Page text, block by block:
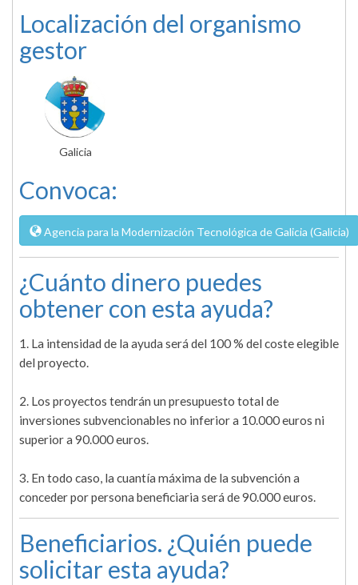
Localización del organismo
gestor
Galicia
Convoca:
Agencia para la Modernización Tecnológica de Galicia (Galicia)
¿Cuánto dinero puedes
obtener con esta ayuda?
1. La intensidad de la ayuda será del 100 % del coste elegible
del proyecto.
2. Los proyectos tendrán un presupuesto total de
inversiones subvencionables no inferior a 10.000 euros ni
superior a 90.000 euros.
3. En todo caso, la cuantía máxima de la subvención a
conceder por persona beneficiaria será de 90.000 euros.
Beneficiarios. ¿Quién puede
solicitar esta ayuda?